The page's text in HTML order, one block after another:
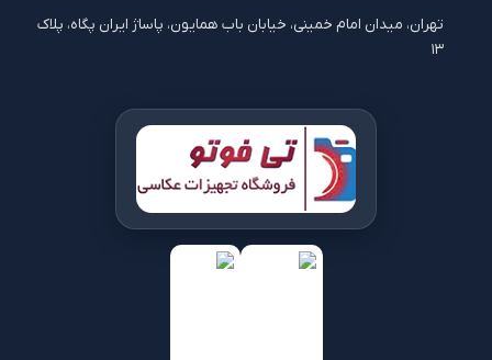
تهران، میدان امام خمینی، خیابان باب همایون، پاساژ ایران پگاه، پلاک
۱۳